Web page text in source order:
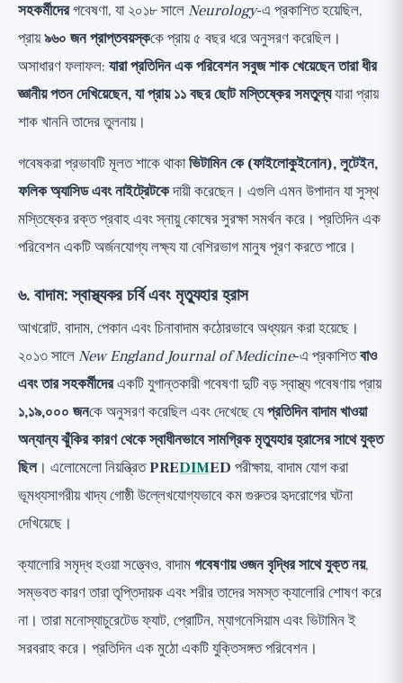
সহকর্মীদেরগবেষণা, যা ২০১৮ সালেNeurology-এ প্রকাশিত হয়েছিল,
প্রায়৯৬০ জন প্রাপ্তবয়স্ককে প্রায় ৫ বছর ধরে অনুসরণ করেছিল।
অসাধারণ ফলাফল: যারা প্রতিদিন এক পরিবেশন সবুজ শাক খেয়েছেন তারা ধীর
জ্ঞানীয় পতন দেখিয়েছেন, যা প্রায় ১১ বছর ছোট মস্তিষ্কের সমতুল্যযারা প্রায়
শাক খাননি তাদের তুলনায়।
গবেষকরা প্রভাবটি মূলত শাকে থাকাভিটামিন কে (ফাইলোকুইনোন), লুটেইন,
ফলিক অ্যাসিড এবং নাইট্রেটকেদায়ী করেছেন। এগুলি এমন উপাদান যা সুস্থ
মস্তিষ্কের রক্ত প্রবাহ এবং স্নায়ু কোষের সুরক্ষা সমর্থন করে। প্রতিদিন এক
পরিবেশন একটি অর্জনযোগ্য লক্ষ্য যা বেশিরভাগ মানুষ পূরণ করতে পারে।
৬. বাদাম: স্বাস্থ্যকর চর্বি এবং মৃত্যুহার হ্রাস
আখরোট, বাদাম, পেকান এবং চিনাবাদাম কঠোরভাবে অধ্যয়ন করা হয়েছে।
২০১৩ সালেNew England Journal of Medicine-এ প্রকাশিতবাও
এবং তার সহকর্মীদেরএকটি যুগান্তকারী গবেষণা দুটি বড় স্বাস্থ্য গবেষণায় প্রায়
১,১৯,০০০ জনকে অনুসরণ করেছিল এবং দেখেছে যেপ্রতিদিন বাদাম খাওয়া
অন্যান্য ঝুঁকির কারণ থেকে স্বাধীনভাবে সামগ্রিক মৃত্যুহার হ্রাসের সাথে যুক্ত
ছিল। এলোমেলো নিয়ন্ত্রিতPREDIMED পরীক্ষায়, বাদাম যোগ করা
ভূমধ্যসাগরীয় খাদ্য গোষ্ঠী উল্লেখযোগ্যভাবে কম গুরুতর হৃদরোগের ঘটনা
দেখিয়েছে।
ক্যালোরি সমৃদ্ধ হওয়া সত্ত্বেও, বাদামগবেষণায় ওজন বৃদ্ধির সাথে যুক্ত নয়,
সম্ভবত কারণ তারা তৃপ্তিদায়ক এবং শরীর তাদের সমস্ত ক্যালোরি শোষণ করে
না। তারা মনোস্যাচুরেটেড ফ্যাট, প্রোটিন, ম্যাগনেসিয়াম এবং ভিটামিন ই
সরবরাহ করে। প্রতিদিন এক মুঠো একটি যুক্তিসঙ্গত পরিবেশন।